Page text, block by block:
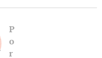
P
o
r